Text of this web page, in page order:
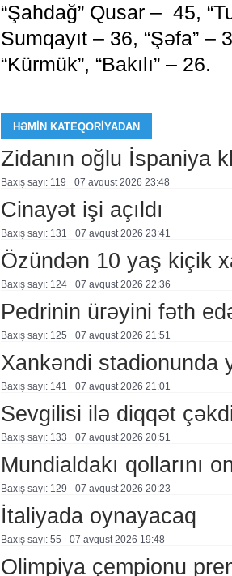
“Şahdağ” Qusar – 45,
Sumqayıt – 36, “Şəfa” –
“Kürmük”, “Bakılı” – 26.
HƏMIN KATEQORIYADAN
Zidanın oğlu İspaniya
Baxış sayı: 119 07 avqust 2026 23:48
Cinayət işi açıldı
Baxış sayı: 131 07 avqust 2026 23:41
Özündən 10 yaş kiçik
Baxış sayı: 124 07 avqust 2026 22:36
Pedrinin ürəyini fəth
Baxış sayı: 125 07 avqust 2026 21:51
Xankəndi stadionunda
Baxış sayı: 141 07 avqust 2026 21:01
Sevgilisi ilə diqqət
Baxış sayı: 133 07 avqust 2026 20:51
Mundialdakı qollarını
Baxış sayı: 129 07 avqust 2026 20:23
İtaliyada oynayacaq
Baxış sayı: 55 07 avqust 2026 19:48
Olimpiya çempionu